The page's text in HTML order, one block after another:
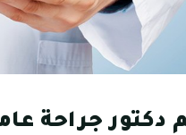
دكتور جراحة